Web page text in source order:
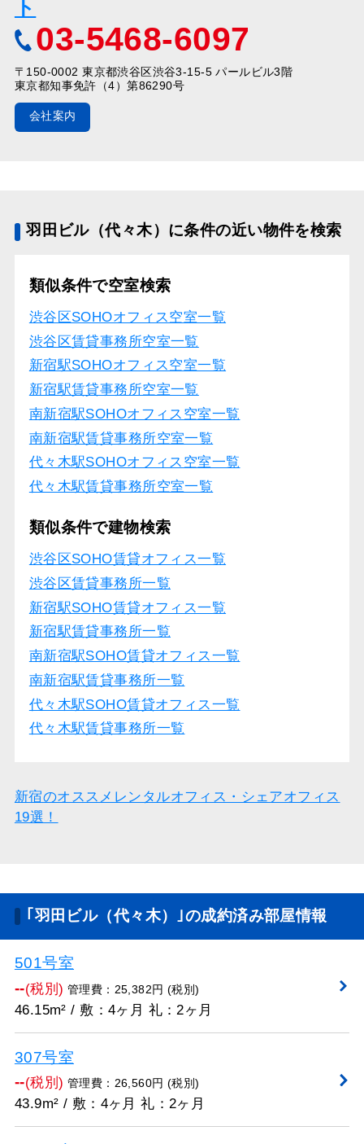
ト
03-5468-6097
〒150-0002 東京都渋谷区渋谷3-15-5 パールビル3階
東京都知事免許（4）第86290号
会社案内
羽田ビル（代々木）に条件の近い物件を検索
類似条件で空室検索
渋谷区SOHOオフィス空室一覧
渋谷区賃貸事務所空室一覧
新宿駅SOHOオフィス空室一覧
新宿駅賃貸事務所空室一覧
南新宿駅SOHOオフィス空室一覧
南新宿駅賃貸事務所空室一覧
代々木駅SOHOオフィス空室一覧
代々木駅賃貸事務所空室一覧
類似条件で建物検索
渋谷区SOHO賃貸オフィス一覧
渋谷区賃貸事務所一覧
新宿駅SOHO賃貸オフィス一覧
新宿駅賃貸事務所一覧
南新宿駅SOHO賃貸オフィス一覧
南新宿駅賃貸事務所一覧
代々木駅SOHO賃貸オフィス一覧
代々木駅賃貸事務所一覧
新宿のオススメレンタルオフィス・シェアオフィス
19選！
｢羽田ビル（代々木）｣の成約済み部屋情報
501号室
--(税別) 管理費：25,382円 (税別)
46.15m² / 敷：4ヶ月 礼：2ヶ月
307号室
--(税別) 管理費：26,560円 (税別)
43.9m² / 敷：4ヶ月 礼：2ヶ月